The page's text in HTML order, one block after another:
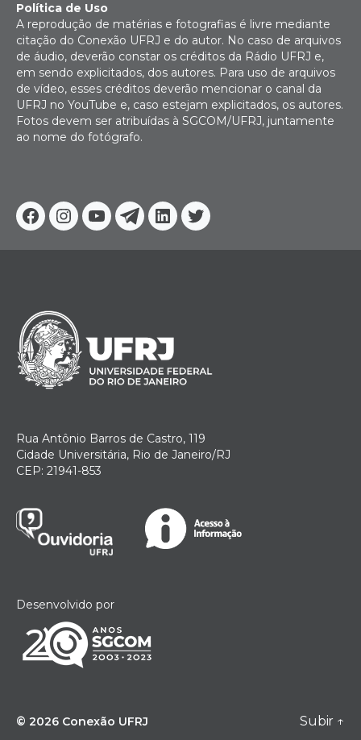
Facebook
Instagram
YoutubeTelegram
Linkedin
Twitter
Política de Uso
A reprodução de matérias e fotografias é livre mediante
citação do Conexão UFRJ e do autor. No caso de arquivos
de áudio, deverão constar os créditos da Rádio UFRJ e,
em sendo explicitados, dos autores. Para uso de arquivos
de vídeo, esses créditos deverão mencionar o canal da
UFRJ no YouTube e, caso estejam explicitados, os autores.
Fotos devem ser atribuídas à SGCOM/UFRJ, juntamente
ao nome do fotógrafo.
Rua Antônio Barros de Castro, 119
Cidade Universitária, Rio de Janeiro/RJ
CEP: 21941-853
Desenvolvido por
© 2026 Conexão UFRJ Subir ↑